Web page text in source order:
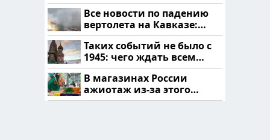
криптомиллионера
Все новости по падению
вертолета на Кавказе:
читать здесь
Таких событий не было с
1945: чего ждать всем
нам?
В магазинах России
ажиотаж из-за этого
продукта: что купить?